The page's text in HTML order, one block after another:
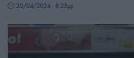
20/04/2024 - 8:25μμ